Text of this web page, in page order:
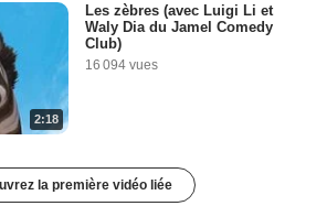
2:18
Les zèbres (avec Luigi Li et
Waly Dia du Jamel Comedy
Club)
16 094 vues
la première vidéo liée